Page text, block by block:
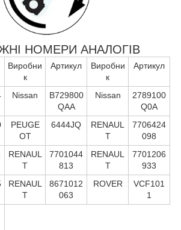
НОМЕРИ АНАЛОГІВ
Виробни
к
Артикул
Виробни
к
Артикул
Nissan
B729800
QAA
Nissan
2789100
Q0A
PEUGE
OT
6444JQ
RENAUL
T
7706424
098
RENAUL
T
7701044
813
RENAUL
T
7701206
933
RENAUL
T
8671012
063
ROVER
VCF101
1